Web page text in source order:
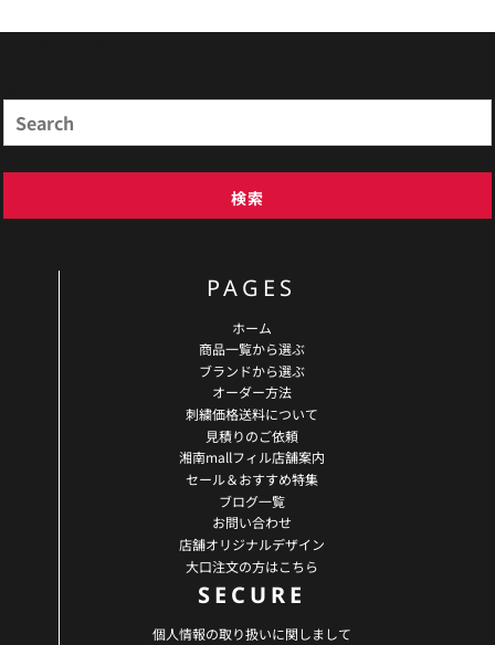
検索
PAGES
ホーム
商品一覧から選ぶ
ブランドから選ぶ
オーダー方法
刺繍価格送料について
見積りのご依頼
湘南mallフィル店舗案内
セール＆おすすめ特集
ブログ一覧
お問い合わせ
店舗オリジナルデザイン
大口注文の方はこちら
SECURE
個人情報の取り扱いに関しまして